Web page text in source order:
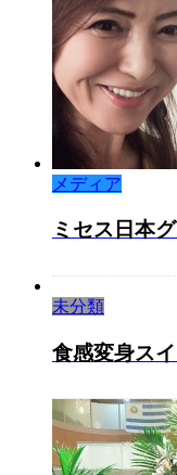
メディア
ミセス日本
未分類
食感変身ス